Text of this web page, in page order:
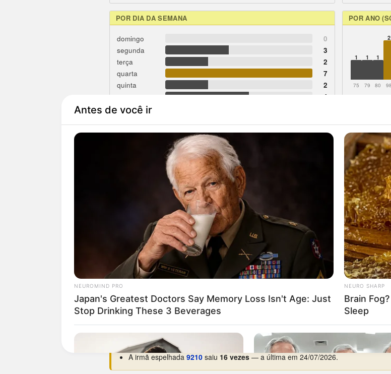
POR DIA DA SEMANA
domingo
0
segunda
3
terça
2
quarta
7
quinta
2
4
sábado
POR ANO
1 1 1
2
75 79 80 98
Curiosidades da 0129
Nunca saiu num domingo.
O dia preferido é quarta-feira, com 7 aparições.
Estreou na base em 25/01/1975
(Federal, 5º prêmio).
Maior hiato:
(há cerca de 18 anos de silêncio), entre 16/07/1980 e 17/
Melhor ano:1998 e 2011, com 2 aparições.
Uma das aparições caiu em data especial:Dia da Consciência Negra(20/11/
A irmã espelhada 9210 saiu 16 vezes — a última em 24/07/2026.